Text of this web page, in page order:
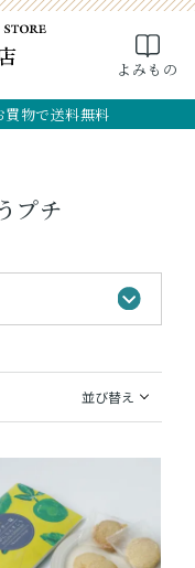
よみもの
買物で送料無料
検索
CART
プチ
並び替え